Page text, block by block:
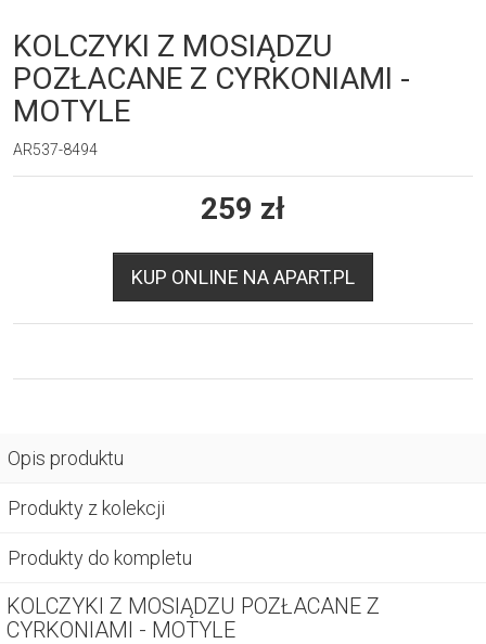
KOLCZYKI Z MOSIĄDZU
POZŁACANE Z CYRKONIAMI -
MOTYLE
AR537-8494
259 zł
KUP ONLINE NA APART.PL
Opis produktu
Produkty z kolekcji
Produkty do kompletu
KOLCZYKI Z MOSIĄDZU POZŁACANE Z
CYRKONIAMI - MOTYLE